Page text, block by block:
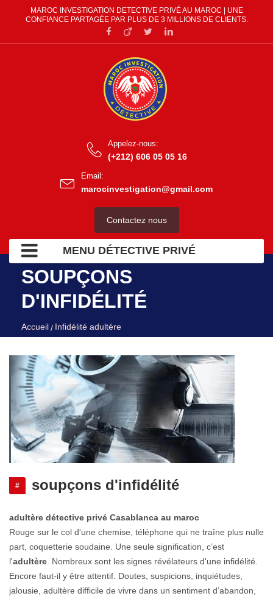
MAROC INVESTIGATION DETECTIVE PRIVÉ AU MAROC | UNE
CONFIANCE PARTAGÉE PAR PLUS DE 3 MILLIONS DE CLIENTS.
Appelez-nous:
(+212) 606 05 05 16
Email:
marocinvestigation@gmail.com
Contactez nous
MENU DÉTECTIVE PRIVÉ
SOUPÇONS
D'INFIDÉLITÉ
Accueil Infidélité adultére
# soupçons d'infidélité
adultère détective privé Casablanca au maroc
Rouge sur le col d'une chemise, téléphone qui ne traîne plus nulle
part, coquetterie soudaine. Une seule signification, c’est
l'adultère . Nombreux sont les signes révélateurs d'une infidélité.
Encore faut-il y être attentif. Doutes, suspicions, inquiétudes,
jalousie, adultère difficile de vivre dans un sentiment d’abandon,